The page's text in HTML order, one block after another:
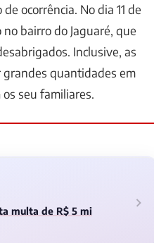
ocorrência. No dia 11 de
bairro do Jaguaré, que
Inclusive, as
quantidades em
seu familiares.
multa de R$ 5 mi